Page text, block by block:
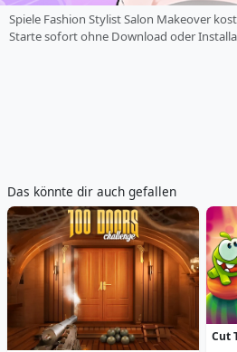
Spiele Fashion Stylist Salon Makeover
Starte sofort ohne Download oder
Das könnte dir auch gefallen
Cut